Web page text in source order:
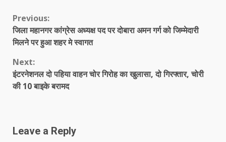
Continue
Reading
Previous:
जिला महानगर कांग्रेस अध्यक्ष पद पर दोबारा अमन गर्ग को जिम्मेदारी
मिलने पर हुआ शहर मे स्वागत
Next:
इंटरनेशनल दो पहिया वाहन चोर गिरोह का खुलासा, दो गिरफ्तार, चोरी
की 10 बाइके बरामद
Leave a Reply